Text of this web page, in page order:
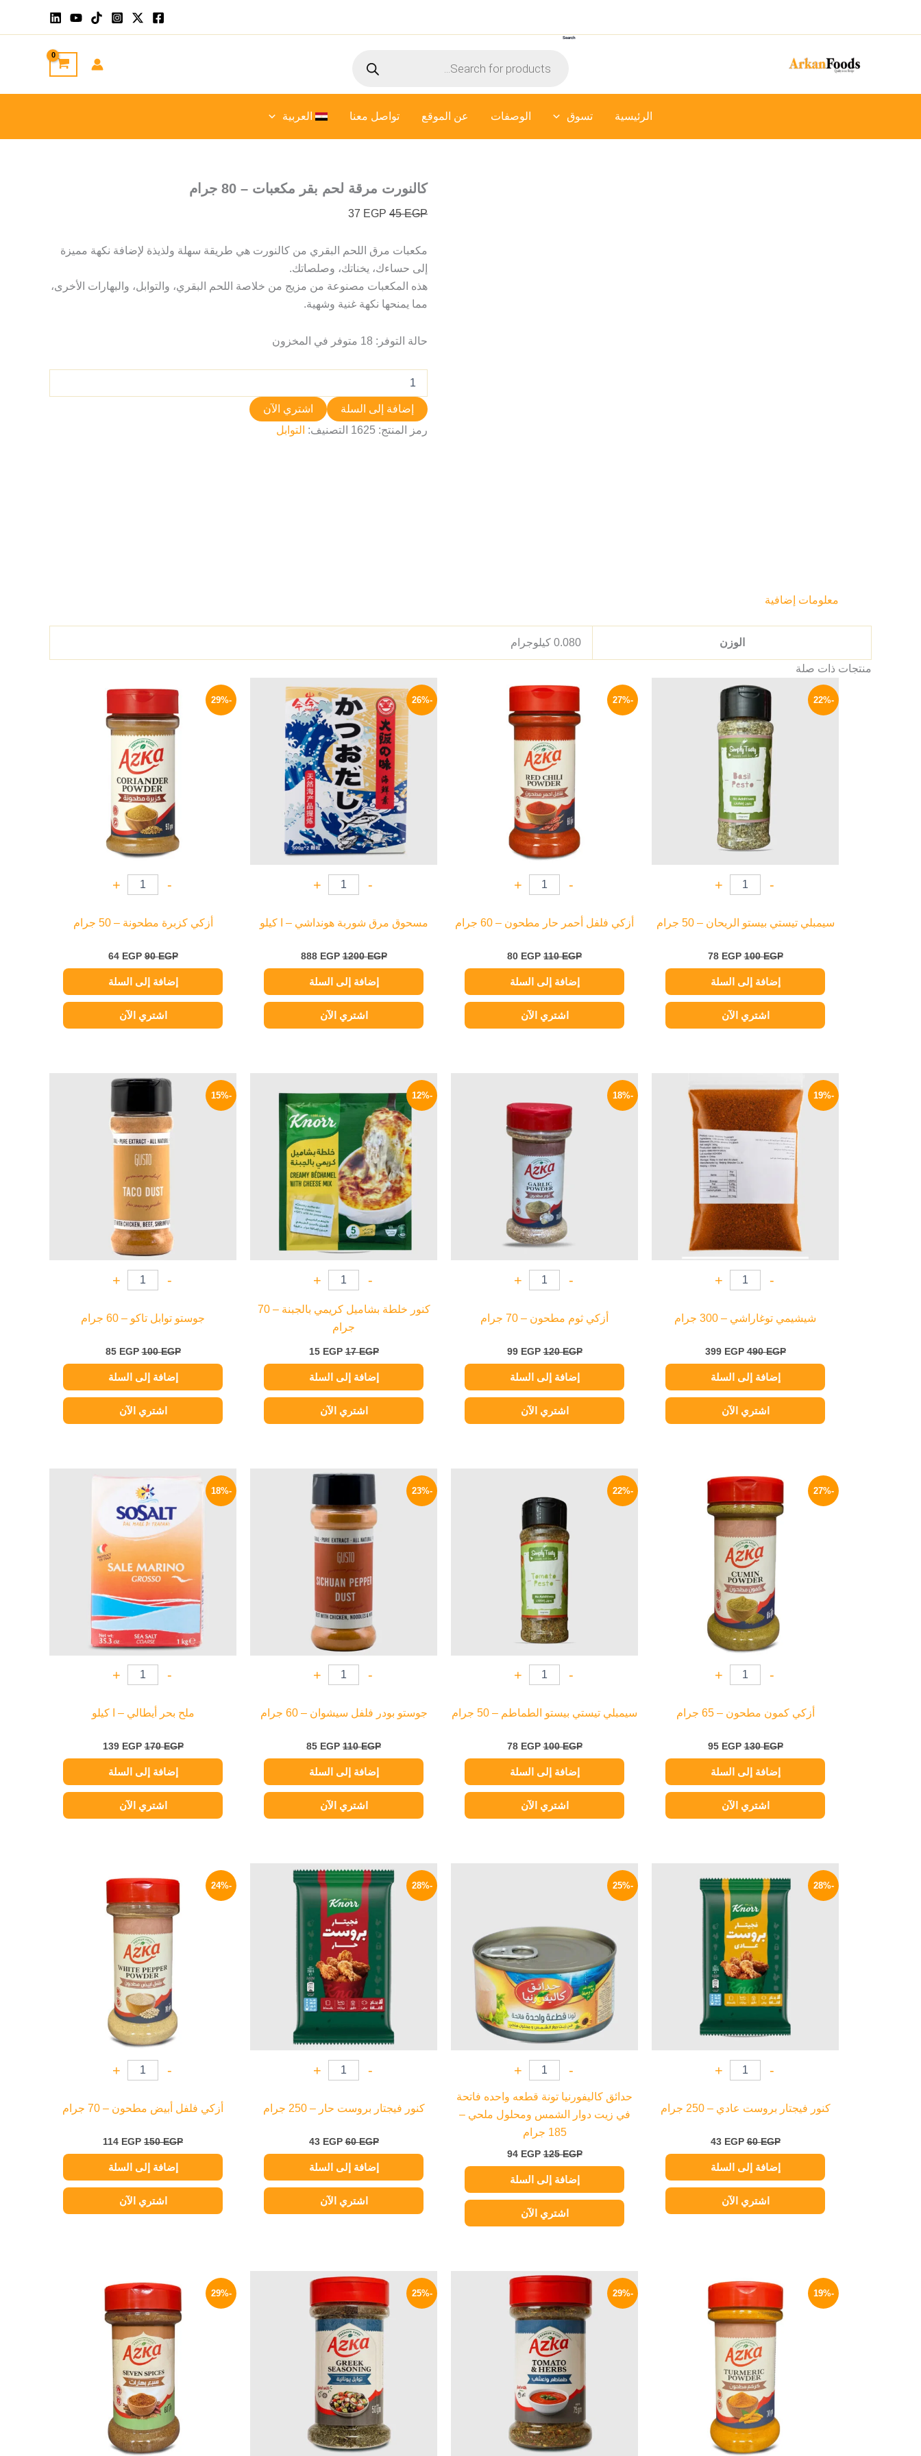
Search
search
الرئيسية تسوق الوصفات عن الموقع تواصل معنا العربية
كالنورت مرقة لحم بقر مكعبات – 80 جرام
45EGP
37 EGP
مكعبات مرق اللحم البقري من كالنورت هي طريقة سهلة ولذيذة لإضافة نكهة مميزة
إلى حساءك، يخناتك، وصلصاتك.
هذه المكعبات مصنوعة من مزيج من خلاصة اللحم البقري، والتوابل، والبهارات الأخرى،
مما يمنحها نكهة غنية وشهية.
حالة التوفر: 18 متوفر في المخزون
مرقة
جرام
إضافة إلى السلة
اشتري الآن
رمز المنتج: 1625 التصنيف: التوابل
معلومات إضافية
الوزن 0.080 كيلوجرام
منتجات ذات صلة
-22%
-
+
سيمبلي تيستي بيستو الريحان – 50 جرام
100EGP
السعر
الأصلي
هو:
100 EGP.
78 EGP
إضافة إلى السلة
اشتري الآن
-27%
-
+
أزكي فلفل أحمر حار مطحون – 60 جرام
110EGP
السعر
الأصلي
110 EGP.
80 EGP
إضافة إلى السلة
اشتري الآن
-26%
-
+
مسحوق مرق شوربة هونداشي – ا كيلو
1200EGP
الأصلي
هو:
1200 EGP.
888 EGP
الحالي
هو:
888 EGP.
إضافة إلى السلة
اشتري الآن
-29%
-
+
أزكي كزبرة مطحونة – 50 جرام
90EGP
الأصلي
90 EGP.
64 EGP
الحالي
64 EGP.
إضافة إلى السلة
اشتري الآن
-19%
-
+
شيشيمي توغاراشي – 300 جرام
490EGP
الأصلي
هو:
490 EGP.
399 EGP
الحالي
هو:
399 EGP.
إضافة إلى السلة
اشتري الآن
-18%
-
+
أزكي ثوم مطحون – 70 جرام
120EGP
هو:
120 EGP.
99 EGP
هو:
إضافة إلى السلة
اشتري الآن
-12%
-
+
كنور خلطة بشاميل كريمي بالجبنة – 70
جرام
17EGP
الأصلي
هو:
17 EGP.
15 EGP
الحالي
هو:
15 EGP.
إضافة إلى السلة
اشتري الآن
-15%
-
+
جوستو توابل تاكو – 60 جرام
100EGP
السعر
الأصلي
100 EGP.
85 EGP
إضافة إلى السلة
اشتري الآن
-27%
-
+
أزكي كمون مطحون – 65 جرام
130EGP
السعر
الأصلي
هو:
130 EGP.
95 EGP
الحالي
95 EGP.
إضافة إلى السلة
اشتري الآن
-22%
-
+
سيمبلي تيستي بيستو الطماطم – 50 جرام
100EGP
هو:
100 EGP.
78 EGP
إضافة إلى السلة
اشتري الآن
-23%
-
+
جوستو بودر فلفل سيشوان – 60 جرام
110EGP
السعر
الأصلي
110 EGP.
85 EGP
إضافة إلى السلة
اشتري الآن
-18%
-
+
ملح بحر أيطالي – ا كيلو
170EGP
الأصلي
هو:
170 EGP.
139 EGP
إضافة إلى السلة
اشتري الآن
-28%
-
+
كنور فيجتار بروست عادي – 250 جرام
60EGP
الأصلي
هو:
60 EGP.
43 EGP
الحالي
هو:
43 EGP.
إضافة إلى السلة
اشتري الآن
-25%
-
+
حدائق كاليفورنيا تونة قطعه واحده فاتحة
في زيت دوار الشمس ومحلول ملحي –
185 جرام
125EGP
94 EGP
إضافة إلى السلة
اشتري الآن
-28%
-
+
كنور فيجتار بروست حار – 250 جرام
60EGP
السعر
الأصلي
60 EGP.
43 EGP
السعر
الحالي
هو:
إضافة إلى السلة
اشتري الآن
-24%
-
+
أزكي فلفل أبيض مطحون – 70 جرام
150EGP
الأصلي
هو:
150 EGP.
114 EGP
إضافة إلى السلة
اشتري الآن
-19%
الأصلي
هو:
80 EGP.
الحالي
65 EGP.
-29%
السعر
هو:
120 EGP.
-25%
السعر
هو:
100 EGP.
-29%
الأصلي
هو:
90 EGP.
الحالي
64 EGP.